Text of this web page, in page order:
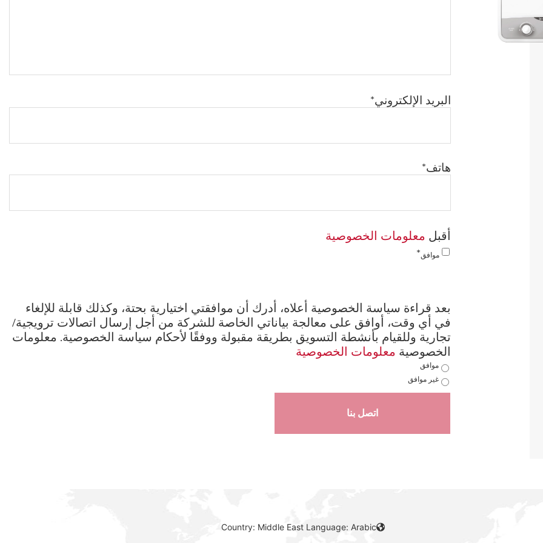
البريد الإلكتروني
هاتف
أقبل معلومات الخصوصية
موافق
بعد قراءة سياسة الخصوصية أعلاه، أدرك أن موافقتي اختيارية بحتة، وكذلك قابلة للإلغاء
في أي وقت، أوافق على معالجة بياناتي الخاصة للشركة من أجل إرسال اتصالات ترويجية/
تجارية وللقيام بأنشطة التسويق بطريقة مقبولة ووفقًا لأحكام سياسة الخصوصية. معلومات
الخصوصية معلومات الخصوصية
موافق
غير موافق
اتصل بنا
Country: Middle East Language: Arabic